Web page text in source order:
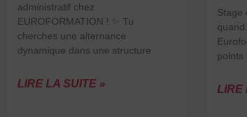
administratif chez
EUROFORMATION ! ✨ Tu
cherches une alternance
dynamique dans une structure
LIRE LA SUITE »
Stage
points
LIRE